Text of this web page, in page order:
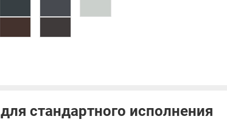
стандартного исполнения